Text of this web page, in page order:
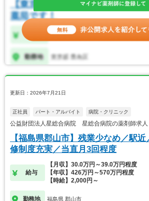
更新日：2026年7月21日
正社員 パート・アルバイト 病院・クリニック
公益財団法人星総合病院 星総合病院の薬剤師求人
【福島県郡山市】残業少なめ／駅
修制度充実／当直月3回程度
給与
【月収】30.0万円～39.0万円程度
【年収】426万円～570万円程度
【時給】2,000円～
勤務地 福島県 郡山市